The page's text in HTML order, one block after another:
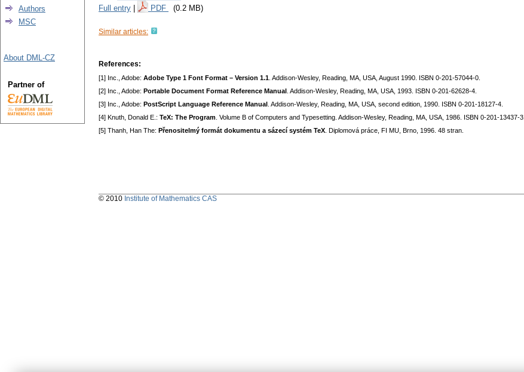
Full entry
PDF (0.2 MB)
Similar articles:
References:
[1] Inc., Adobe: Adobe Type 1 Font Format – Version 1.1 . Addison-Wesley, Reading, MA, USA, August 1990. ISBN 0-201-57044-0.
[2] Inc., Adobe: Portable Document Format Reference Manual
. Addison-Wesley, Reading, MA, USA, 1993. ISBN 0-201-62628-4.
[3] Inc., Adobe: PostScript Language Reference Manual
. Addison-Wesley, Reading, MA, USA, second edition, 1990. ISBN 0-201-18127-4.
[4] Knuth, Donald E.: TeX: The Program . Volume B of Computers and Typesetting. Addison-Wesley, Reading, MA, USA, 1986. ISBN 0-201-13437-3.
[5] Thanh, Han The: Přenositelmý formát dokumentu a sázecí systém TeX . Diplomová práce, FI MU, Brno, 1996. 48 stran.
Authors
MSC
About DML-CZ
Partner of
© 2010 Institute of Mathematics CAS